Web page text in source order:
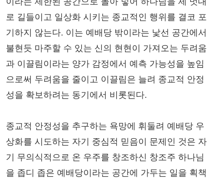
로 길들이고 일상화 시키는 종교적인 행위를 결코 포
기하지 않는다. 이는 예배당 밖이라는 낯선 공간에서
불현듯 마주할 수 있는 신의 현현이 가져오는 두려움
과 이끌림이라는 양가 감정에서 예측 가능성을 높임
으로써 두려움을 줄이고 이끌림은 늘려 종교적 안정
성을 확보하려는 동기에서 비롯된다.
종교적 안정성을 추구하는 욕망에 휘둘려 예배당 우
상화를 시도하는 자기 중심적 믿음이 문제인 것은 자
기 무의식적으로 온 우주를 창조하신 창조주 하나님
을 좁디 좁은 예배당이라는 공간에 가두는 일을 획책